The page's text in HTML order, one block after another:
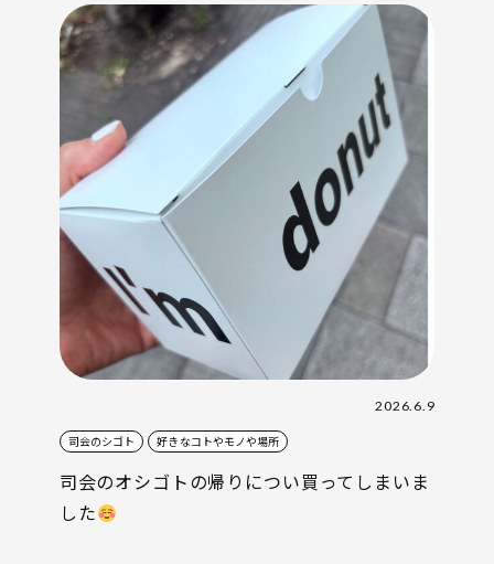
司会のシゴト 好きなコトやモノや場所
2026.6.9
司会のオシゴトの帰りについ買ってしまいま
した